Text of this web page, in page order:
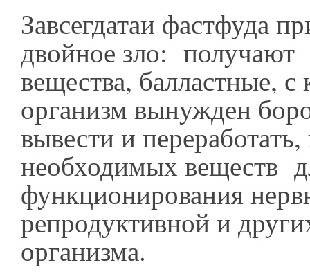
Завсегдатаи фастфуда
двойное зло:
вещества, балластные,
организм вынужден
вывести и
необходимых веществ
функционирования
репродуктивной и
организма.